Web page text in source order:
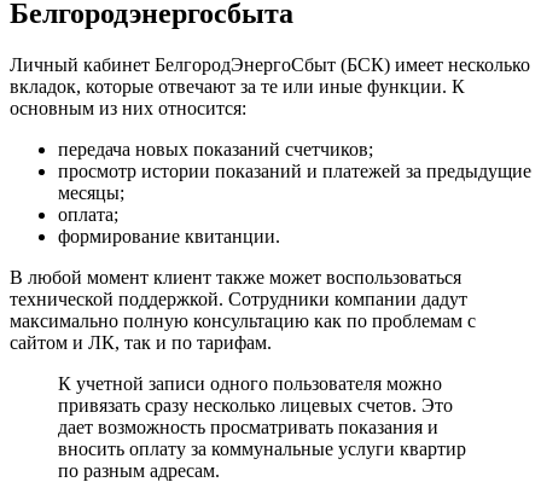
Белгородэнергосбыта
Личный кабинет БелгородЭнергоСбыт (БСК) имеет несколько
вкладок, которые отвечают за те или иные функции. К
основным из них относится:
передача новых показаний счетчиков;
просмотр истории показаний и платежей за предыдущие
месяцы;
оплата;
формирование квитанции.
В любой момент клиент также может воспользоваться
технической поддержкой. Сотрудники компании дадут
максимально полную консультацию как по проблемам с
сайтом и ЛК, так и по тарифам.
К учетной записи одного пользователя можно
привязать сразу несколько лицевых счетов. Это
дает возможность просматривать показания и
вносить оплату за коммунальные услуги квартир
по разным адресам.